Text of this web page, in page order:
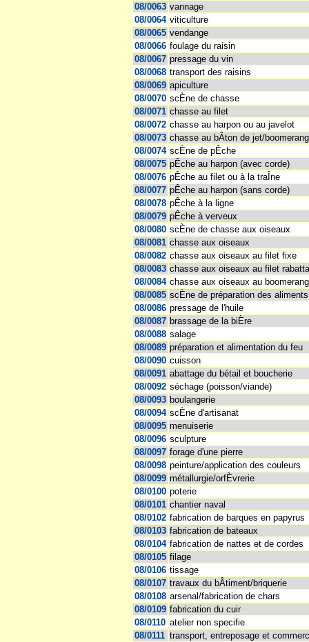
08/0063 vannage
08/0064 viticulture
08/0065 vendange
08/0066 foulage du raisin
08/0067 pressage du vin
08/0068 transport des raisins
08/0069 apiculture
08/0070 scÈne de chasse
08/0071 chasse au filet
08/0072 chasse au harpon ou au javelot
08/0073 chasse au bÂton de jet/boomerang
08/0074 scÈne de pÊche
08/0075 pÊche au harpon (avec corde)
08/0076 pÊche au filet ou à la traÎne
08/0077 pÊche au harpon (sans corde)
08/0078 pÊche à la ligne
08/0079 pÊche à verveux
08/0080 scÈne de chasse aux oiseaux
08/0081 chasse aux oiseaux
08/0082 chasse aux oiseaux au filet fixe
08/0083 chasse aux oiseaux au filet
08/0084 chasse aux oiseaux au boomerang
08/0085 scÈne de préparation des aliments
08/0086 pressage de l'huile
08/0087 brassage de la biÈre
08/0088 salage
08/0089 préparation et alimentation du feu
08/0090 cuisson
08/0091 abattage du bétail et boucherie
08/0092 séchage (poisson/viande)
08/0093 boulangerie
08/0094 scÈne d'artisanat
08/0095 menuiserie
08/0096 sculpture
08/0097 forage d'une pierre
08/0098 peinture/application des couleurs
08/0099 métallurgie/orfÈvrerie
08/0100 poterie
08/0101 chantier naval
08/0102 fabrication de barques en papyrus
08/0103 fabrication de bateaux
08/0104 fabrication de nattes et de cordes
08/0105 filage
08/0106 tissage
08/0107 travaux du bÂtiment/briquerie
08/0108 arsenal/fabrication de chars
08/0109 fabrication du cuir
08/0110 atelier non specifie
08/0111 transport, entreposage et